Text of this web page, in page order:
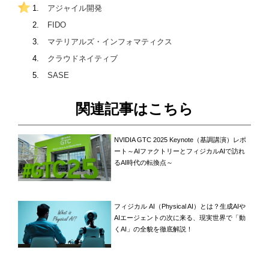
アジャイル開発
FIDO
マテリアルズ・インフォマティクス
クラウドネイティブ
SASE
関連記事はこちら
NVIDIA GTC 2025 Keynote（基調講演）レポ
ート～AIファクトリーとフィジカルAIで訪れ
るAI時代の転換点～
フィジカル AI（Physical AI）とは？生成AIや
AIエージェントの次に来る、現実世界で「動
くAI」の全貌を徹底解説！